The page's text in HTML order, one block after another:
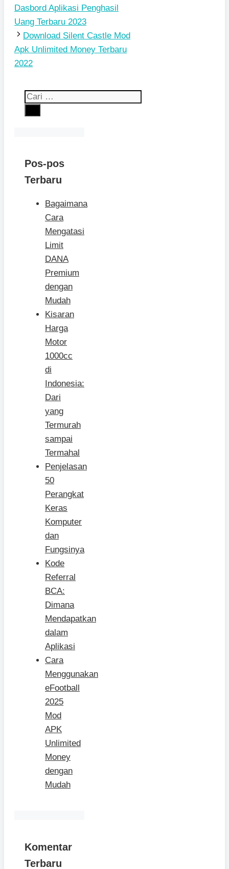
Dasbord Aplikasi Penghasil
Uang Terbaru 2023
Download Silent Castle Mod
Apk Unlimited Money Terbaru
2022
Cari
Pos-pos
Terbaru
Bagaimana
Cara
Mengatasi
Limit
DANA
Premium
dengan
Mudah
Kisaran
Harga
Motor
1000cc
di
Indonesia:
Dari
yang
Termurah
sampai
Termahal
Penjelasan
50
Perangkat
Keras
Komputer
dan
Fungsinya
Kode
Referral
BCA:
Dimana
Mendapatkan
dalam
Aplikasi
Cara
Menggunakan
eFootball
2025
Mod
APK
Unlimited
Money
dengan
Mudah
Komentar
Terbaru